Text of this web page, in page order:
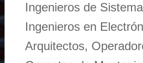
Ingenieros de
Ingenieros en
Arquitectos,